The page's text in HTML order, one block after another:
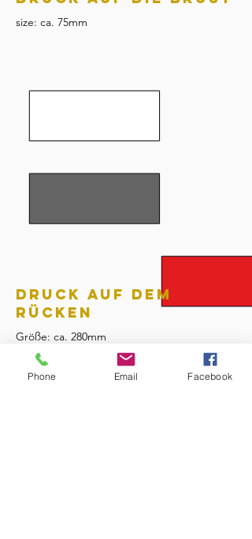
size: ca. 75mm
DRUCK AUF DEM
RÜCKEN
Größe: ca. 280mm
Phone Email Facebook